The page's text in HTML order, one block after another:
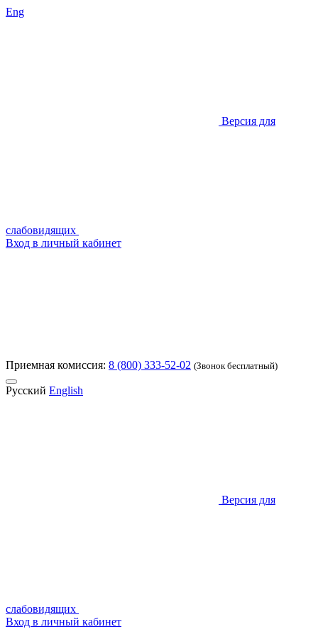
Eng
Версия для
слабовидящих
Вход в личный кабинет
Приемная комиссия: 8 (800) 333-52-02 (Звонок бесплатный)
Русский English
Версия для
слабовидящих
Вход в личный кабинет